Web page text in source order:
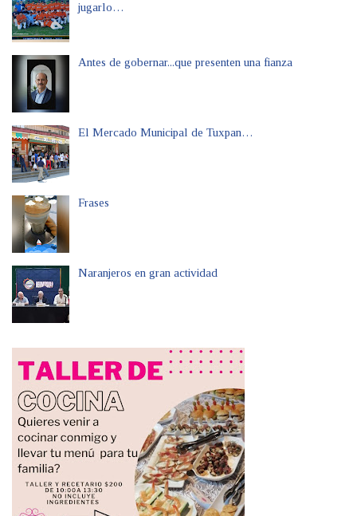
jugarlo…
Antes de gobernar...que presenten una fianza
El Mercado Municipal de Tuxpan…
Frases
Naranjeros en gran actividad